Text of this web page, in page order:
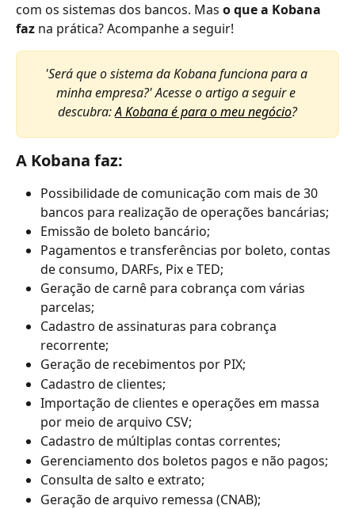
com os sistemas dos bancos. Mas o que a Kobana
faz na prática? Acompanhe a seguir!
'Será que o sistema da Kobana funciona para a
minha empresa?' Acesse o artigo a seguir e
descubra: A Kobana é para o meu negócio?
A Kobana faz:
Possibilidade de comunicação com mais de 30
bancos para realização de operações bancárias;
Emissão de boleto bancário;
Pagamentos e transferências por boleto, contas
de consumo, DARFs, Pix e TED;
Geração de carnê para cobrança com várias
parcelas;
Cadastro de assinaturas para cobrança
recorrente;
Geração de recebimentos por PIX;
Cadastro de clientes;
Importação de clientes e operações em massa
por meio de arquivo CSV;
Cadastro de múltiplas contas correntes;
Gerenciamento dos boletos pagos e não pagos;
Consulta de salto e extrato;
Geração de arquivo remessa (CNAB);